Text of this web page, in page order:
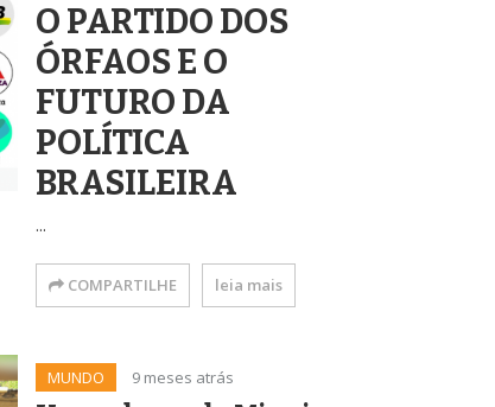
O PARTIDO DOS
ÓRFAOS E O
FUTURO DA
POLÍTICA
BRASILEIRA
...
COMPARTILHE leia mais
MUNDO 9 meses atrás